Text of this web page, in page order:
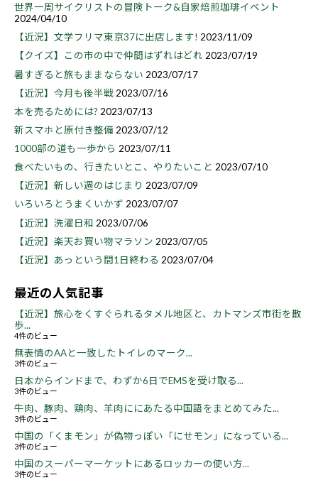
世界一周サイクリストの冒険トーク&自家焙煎珈琲イベント
2024/04/10
【近況】文学フリマ東京37に出店します! 2023/11/09
【クイズ】この市の中で仲間はずれはどれ 2023/07/19
暑すぎると旅もままならない 2023/07/17
【近況】今月も後半戦 2023/07/16
本を売るためには? 2023/07/13
新スマホと原付き整備 2023/07/12
1000部の道も一歩から 2023/07/11
食べたいもの、行きたいとこ、やりたいこと 2023/07/10
【近況】新しい週のはじまり 2023/07/09
いろいろとうまくいかず 2023/07/07
【近況】洗濯日和 2023/07/06
【近況】楽天お買い物マラソン 2023/07/05
【近況】あっという間1日終わる 2023/07/04
最近の人気記事
【近況】旅心をくすぐられるタメル地区と、カトマンズ市街を散
歩...
4件のビュー
無表情のAAと一致したトイレのマーク...
3件のビュー
日本からインドまで、わずか6日でEMSを受け取る...
3件のビュー
牛肉、豚肉、鶏肉、羊肉ににあたる中国語をまとめてみた...
3件のビュー
中国の「くまモン」が偽物っぽい「にせモン」になっている...
3件のビュー
中国のスーパーマーケットにあるロッカーの使い方...
3件のビュー